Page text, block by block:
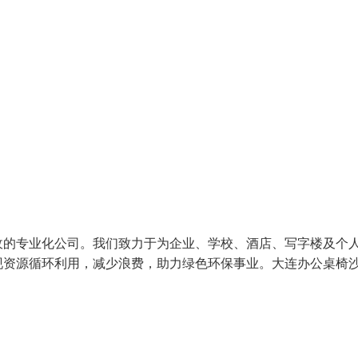
专业化公司。我们致力于为企业、学校、酒店、写字楼及个
源循环利用，减少浪费，助力绿色环保事业。大连办公桌椅